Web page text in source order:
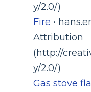
y/2.0/)
Fire •
Attribution
(http://
y/2.0/)
Gas stove